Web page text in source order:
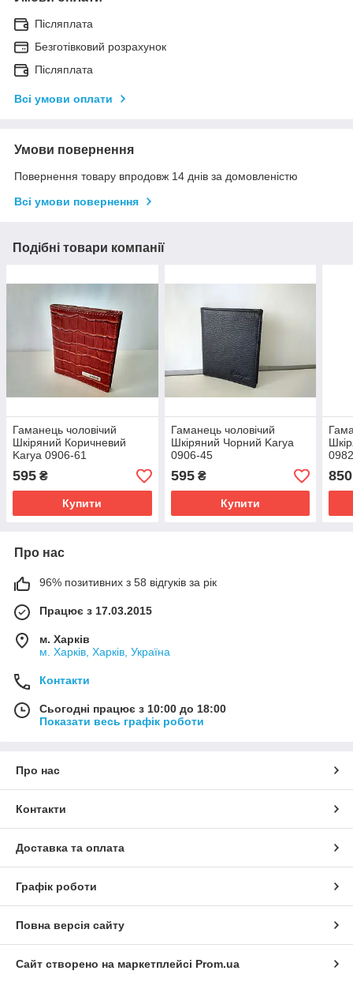
Післяплата
Безготівковий розрахунок
Післяплата
Всі умови оплати
Умови повернення
Повернення товару впродовж 14 днів за домовленістю
Всі умови повернення
Подібні товари компанії
Гаманець чоловічий
Шкіряний Коричневий
Karya 0906-61
595 ₴
Купити
Гаманець чоловічий
Шкіряний Чорний Karya
0906-45
595₴
Купити
850
Про нас
96% позитивних з 58 відгуків за рік
Працює з 17.03.2015
м. Харків
м. Харків, Харків, Україна
Контакти
Сьогодні працює з 10:00 до 18:00
Показати весь графік роботи
Про нас
Контакти
Доставка та оплата
Графік роботи
Повна версія сайту
Сайт створено на маркетплейсі Prom.ua